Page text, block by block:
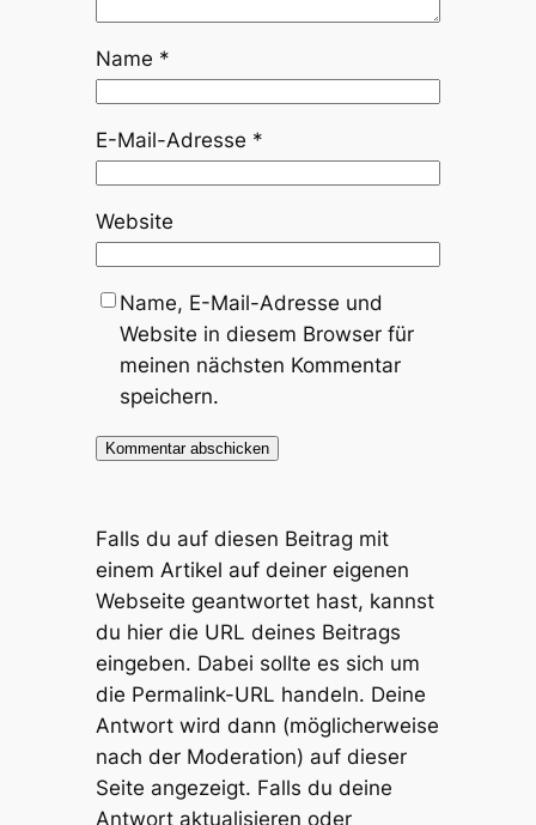
Name *
E-Mail-Adresse *
Website
Name, E-Mail-Adresse und
Website in diesem Browser für
meinen nächsten Kommentar
speichern.
Falls du auf diesen Beitrag mit
einem Artikel auf deiner eigenen
Webseite geantwortet hast, kannst
du hier die URL deines Beitrags
eingeben. Dabei sollte es sich um
die Permalink-URL handeln. Deine
Antwort wird dann (möglicherweise
nach der Moderation) auf dieser
Seite angezeigt. Falls du deine
Antwort aktualisieren oder